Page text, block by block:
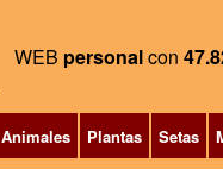
WEB personalcon
Animales Plantas Setas